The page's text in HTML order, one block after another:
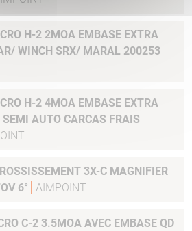
H-2 2MOA EMBASE EXTRA
WINCH SRX/ MARAL 200253
H-2 4MOA EMBASE EXTRA
AUTO CARCAS FRAIS
3X-C MAGNIFIER
6°
AIMPOINT
C-2 3.5MOA AVEC EMBASE QD